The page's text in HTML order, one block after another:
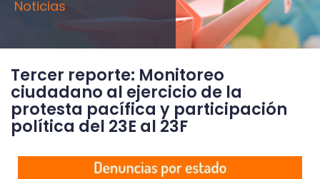
Noticias
Tercer reporte: Monitoreo
ciudadano al ejercicio de la
protesta pacífica y participación
política del 23E al 23F